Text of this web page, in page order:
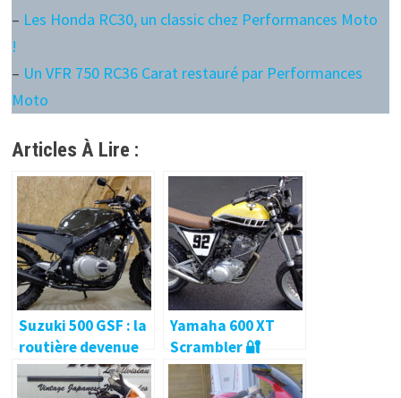
– Les Honda RC30, un classic chez Performances Moto
!
– Un VFR 750 RC36 Carat restauré par Performances
Moto
Articles À Lire :
Suzuki 500 GSF : la
routière devenue
Scrambler
Yamaha 600 XT
Scrambler 🔐